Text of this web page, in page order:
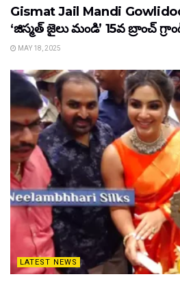
Gismat Jail Mandi
‘జిస్మత్ జైలు మండి’ 15వ బ్రాంచ్
MAY 18, 2025
LATEST NEWS